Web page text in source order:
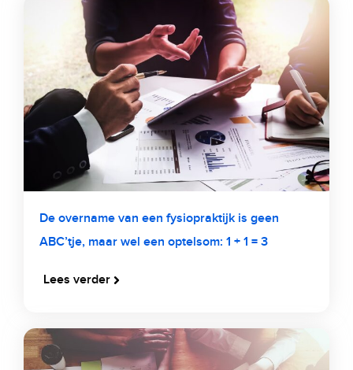
De overname van een fysiopraktijk is geen
ABC’tje, maar wel een optelsom: 1 + 1 = 3
Lees verder